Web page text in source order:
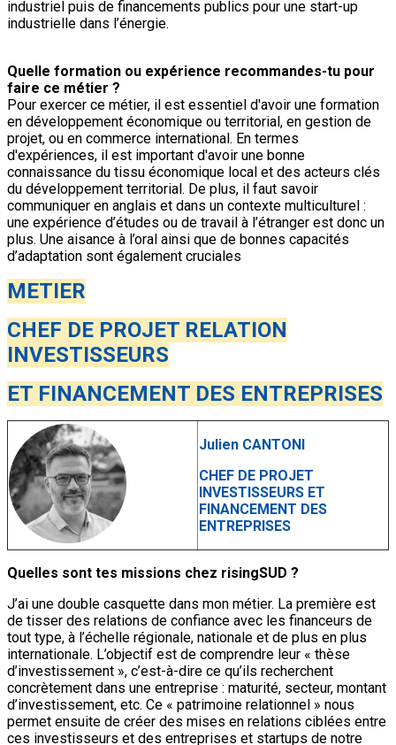
industriel puis de financements publics pour une start-up
industrielle dans l’énergie.
Quelle formation ou expérience recommandes-tu pour
faire ce métier ?
Pour exercer ce métier, il est essentiel d'avoir une formation
en développement économique ou territorial, en gestion de
projet, ou en commerce international. En termes
d'expériences, il est important d'avoir une bonne
connaissance du tissu économique local et des acteurs clés
du développement territorial. De plus, il faut savoir
communiquer en anglais et dans un contexte multiculturel :
une expérience d’études ou de travail à l’étranger est donc un
plus. Une aisance à l’oral ainsi que de bonnes capacités
d’adaptation sont également cruciales
METIER
CHEF DE PROJET RELATION
INVESTISSEURS
ET FINANCEMENT DES ENTREPRISES
Julien CANTONI
CHEF DE PROJET
INVESTISSEURS ET
FINANCEMENT DES
ENTREPRISES
Quelles sont tes missions chez risingSUD ?
J’ai une double casquette dans mon métier. La première est
de tisser des relations de confiance avec les financeurs de
tout type, à l’échelle régionale, nationale et de plus en plus
internationale. L’objectif est de comprendre leur « thèse
d’investissement », c’est-à-dire ce qu’ils recherchent
concrètement dans une entreprise : maturité, secteur, montant
d’investissement, etc. Ce « patrimoine relationnel » nous
permet ensuite de créer des mises en relations ciblées entre
ces investisseurs et des entreprises et startups de notre